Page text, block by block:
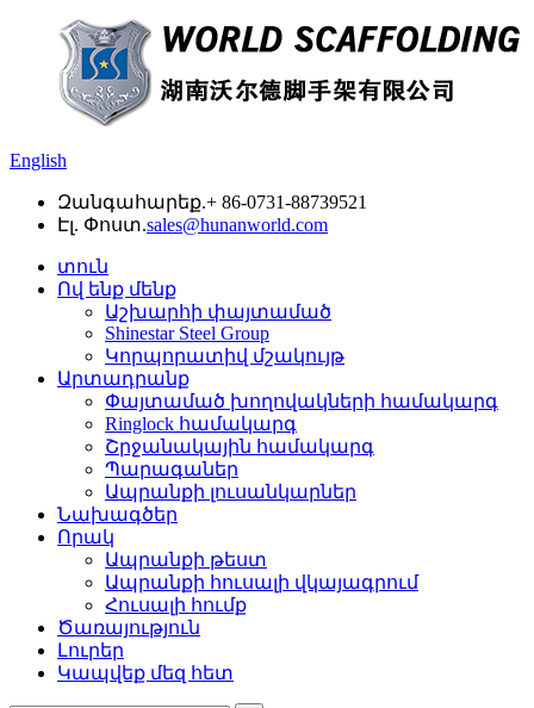
English
Զանգահարեք.+ 86-0731-88739521
Էլ. Փոստ.sales@hunanworld.com
տուն
Ով ենք մենք
Աշխարհի փայտամած
Shinestar Steel Group
Կորպորատիվ մշակույթ
Արտադրանք
Փայտամած խողովակների համակարգ
Ringlock համակարգ
Շրջանակային համակարգ
Պարագաներ
Ապրանքի լուսանկարներ
Նախագծեր
Որակ
Ապրանքի թեստ
Ապրանքի հուսալի վկայագրում
Հուսալի հումք
Ծառայություն
Լուրեր
Կապվեք մեզ հետ